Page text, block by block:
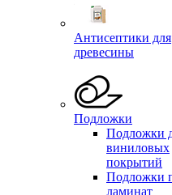
Антисептики для
древесины
Подложки
Подложки
виниловых
покрытий
Подложки
ламинат